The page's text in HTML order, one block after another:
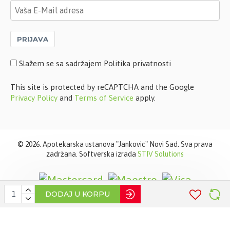
DODAJ U KORPU
PRIJAVA
Slažem se sa sadržajem Politika privatnosti
This site is protected by reCAPTCHA and the Google
Privacy Policy and Terms of Service apply.
© 2026. Apotekarska ustanova "Jankovic" Novi Sad. Sva prava
zadržana. Softverska izrada STIV Solutions